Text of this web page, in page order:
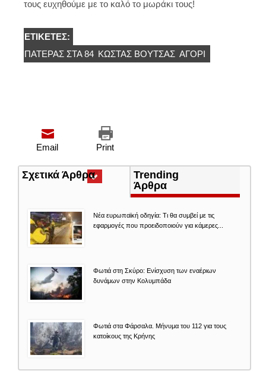
τους ευχηθούμε με το καλό το μωράκι τους!
ΕΤΙΚΈΤΕΣ:
ΠΑΤΈΡΑΣ ΣΤΑ 84 ΚΏΣΤΑΣ ΒΟΥΤΣΆΣ ΑΓΌΡΙ
Print
Email
Σχετικά Άρθρα(ενεργή
καρτέλα)
Trending
Άρθρα
Νέα ευρωπαϊκή οδηγία: Τι θα συμβεί με τις
εφαρμογές που προειδοποιούν για κάμερες...
Φωτιά στη Σκύρο: Ενίσχυση των εναέριων
δυνάμων στην Κολυμπάδα
Φωτιά στα Φάρσαλα. Μήνυμα του 112 για τους
κατοίκους της Κρήνης